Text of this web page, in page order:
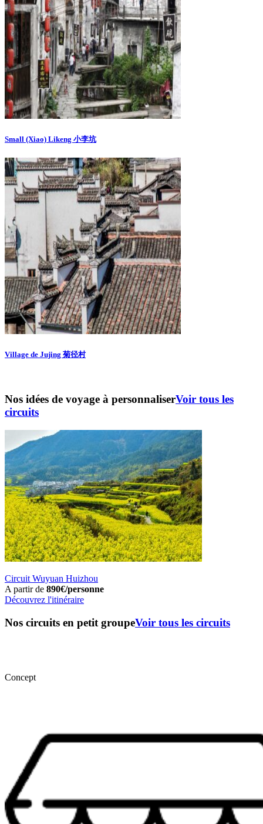
Small (Xiao) Likeng 小李坑
Village de Jujing 菊径村
Nos idées de voyage à personnaliserVoir tous les
circuits
Circuit Wuyuan Huizhou
A partir de 890€/personne
Découvrez l'itinéraire
Nos circuits en petit groupeVoir tous les circuits
Concept